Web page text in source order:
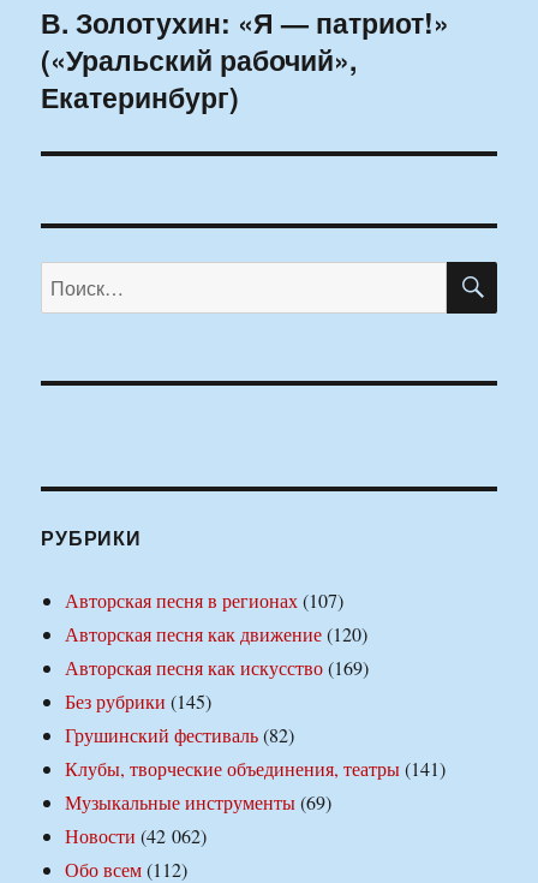
Следующая
запись:
В. Золотухин: «Я — патриот!»
(«Уральский рабочий»,
Екатеринбург)
Искать:
РУБРИКИ
Авторская песня в регионах(107)
Авторская песня как движение(120)
Авторская песня как искусство(169)
Без рубрики (145)
Грушинский фестиваль(82)
Клубы, творческие объединения, театры(141)
Музыкальные инструменты(69)
Новости (42 062)
Обо всем(112)